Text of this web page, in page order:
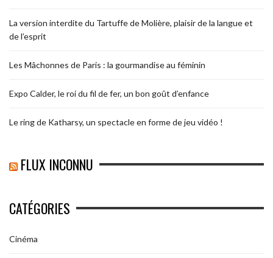
La version interdite du Tartuffe de Molière, plaisir de la langue et
de l’esprit
Les Mâchonnes de Paris : la gourmandise au féminin
Expo Calder, le roi du fil de fer, un bon goût d’enfance
Le ring de Katharsy, un spectacle en forme de jeu vidéo !
FLUX INCONNU
CATÉGORIES
Cinéma